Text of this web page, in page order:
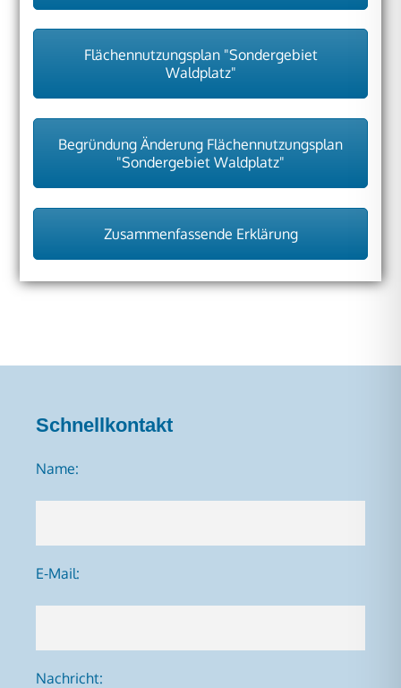
Flächennutzungsplan "Sondergebiet
Waldplatz"
Begründung Änderung Flächennutzungsplan
"Sondergebiet Waldplatz"
Zusammenfassende Erklärung
Schnellkontakt
Name:
E-Mail:
Nachricht: